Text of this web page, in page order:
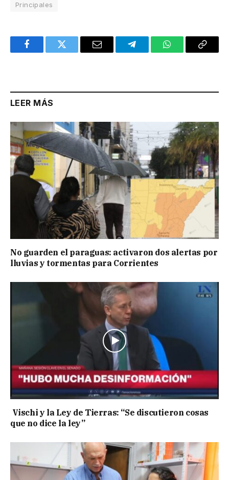
Principales
FacebookTwitter Email TelegramWhatsAppCopy
LEER MÁS
No guarden el paraguas: activaron dos alertas por
lluvias y tormentas para Corrientes
Vischi y la Ley de Tierras: “Se discutieron cosas
que no dice la ley”